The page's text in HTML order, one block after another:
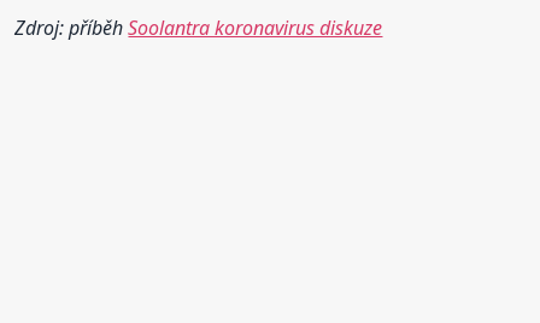
Zdroj: příběhSoolantra koronavirus diskuze